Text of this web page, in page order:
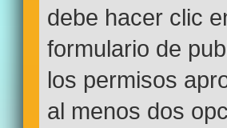
debe hacer clic
formulario de
los permisos
al menos dos